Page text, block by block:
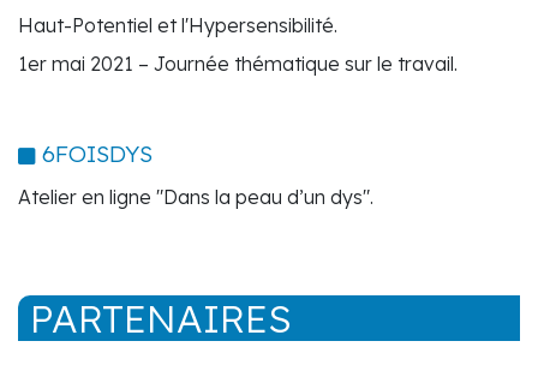
Haut-Potentiel et l'Hypersensibilité.
1er mai 2021 – Journée thématique sur le travail.
6FOISDYS
Atelier en ligne "Dans la peau d’un dys".
PARTENAIRES